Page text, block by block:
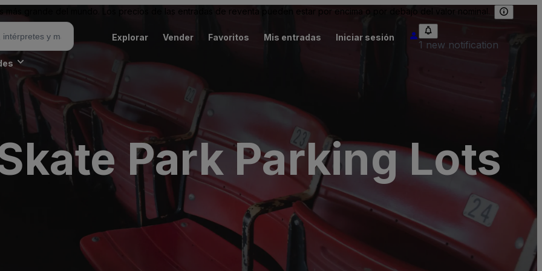
grande del mundo. Los precios de las entradas de reventa pueden estar por encima o por debajo del valor nominal.
Explorar Vender Favoritos Mis entradas Iniciar sesión
1 new notification
Park Parking Lots